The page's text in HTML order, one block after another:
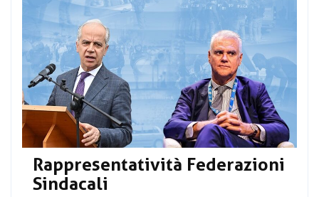
Rappresentatività Federazioni
Sindacali